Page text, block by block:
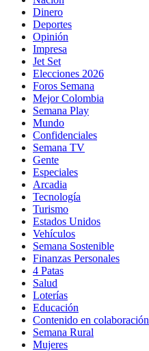
Dinero
Deportes
Opinión
Impresa
Jet Set
Elecciones 2026
Foros Semana
Mejor Colombia
Semana Play
Mundo
Confidenciales
Semana TV
Gente
Especiales
Arcadia
Tecnología
Turismo
Estados Unidos
Vehículos
Semana Sostenible
Finanzas Personales
4 Patas
Salud
Loterías
Educación
Contenido en colaboración
Semana Rural
Mujeres